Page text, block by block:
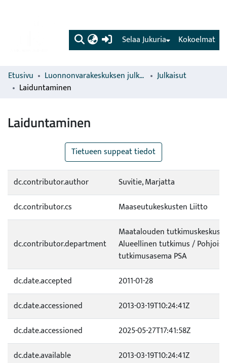
(current) Kokoelmat
Selaa Jukuria
Etusivu Luonnonvarakeskuksen julkaisut
Julkaisut
Laiduntaminen
Laiduntaminen
Tietueen suppeat tiedot
dc.contributor.author
Suvitie, Marjatta
dc.contributor.cs
Maaseutukeskusten Liitto
dc.contributor.department
Maatalouden tutkimuskeskus
Alueellinen tutkimus / Pohjois-
tutkimusasema PSA
dc.date.accepted
2011-01-28
dc.date.accessioned
2013-03-19T10:24:41Z
dc.date.accessioned
2025-05-27T17:41:58Z
dc.date.available
2013-03-19T10:24:41Z